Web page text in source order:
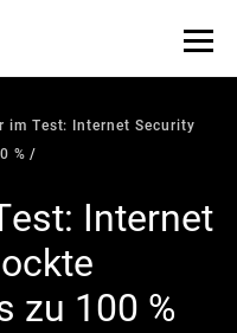
im Test: Internet Security
%
Internet
zu 100 %